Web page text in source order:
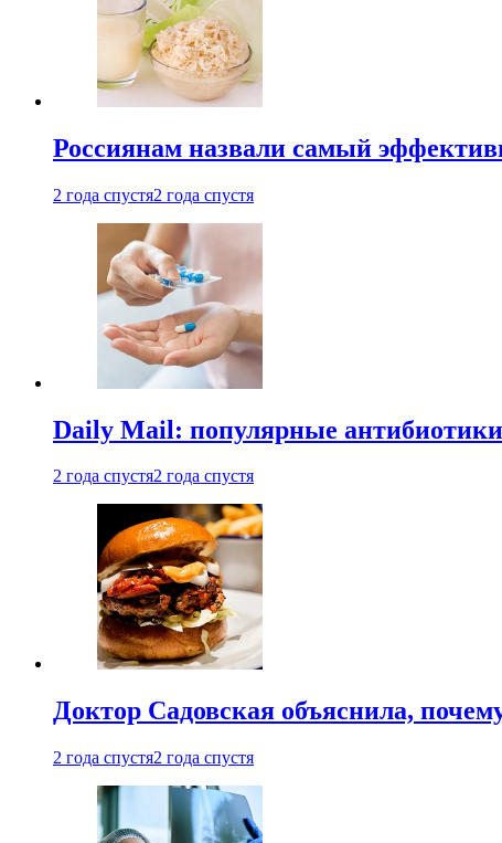
Россиянам назвали самый
2 года спустя2 года спустя
Daily Mail: популярные
2 года спустя2 года спустя
Доктор Садовская объяснила,
2 года спустя2 года спустя